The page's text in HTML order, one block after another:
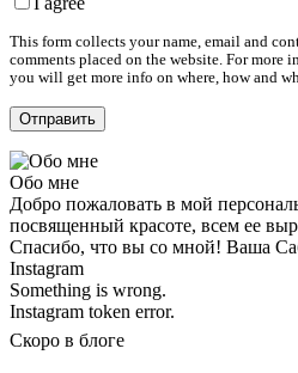
This form collects your name, email and
comments placed on the website. For more
you will get more info on where, how and
Обо мне
Добро пожаловать в мой
посвященный красоте, всем ее
Спасибо, что вы со мной! Ваша
Instagram
Something is wrong.
Instagram token error.
Скоро в блоге